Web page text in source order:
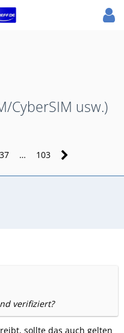
CyberSIM usw.)
37 … 103
verifiziert?
sollte das auch gelten